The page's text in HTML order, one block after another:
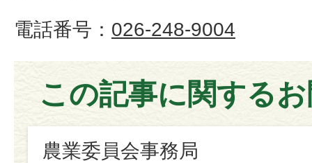
電話番号： 026-248-9004
この記事に関する
農業委員会事務局